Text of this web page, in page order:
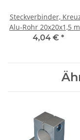
Steckverbinder,
Alu-Rohr 20x20x1,5
PA grau Glasfaser
4,04 € *